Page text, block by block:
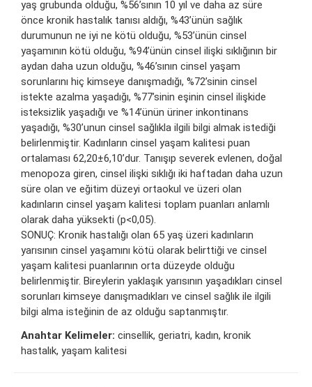
yaş grubunda olduğu, %56’sının 10 yıl ve daha az süre
önce kronik hastalık tanısı aldığı, %43’ünün sağlık
durumunun ne iyi ne kötü olduğu, %53’ünün cinsel
yaşamının kötü olduğu, %94’ünün cinsel ilişki sıklığının bir
aydan daha uzun olduğu, %46’sının cinsel yaşam
sorunlarını hiç kimseye danışmadığı, %72’sinin cinsel
istekte azalma yaşadığı, %77’sinin eşinin cinsel ilişkide
isteksizlik yaşadığı ve %14’ünün üriner inkontinans
yaşadığı, %30’unun cinsel sağlıkla ilgili bilgi almak istediği
belirlenmiştir. Kadınların cinsel yaşam kalitesi puan
ortalaması 62,20±6,10’dur. Tanışıp severek evlenen, doğal
menopoza giren, cinsel ilişki sıklığı iki haftadan daha uzun
süre olan ve eğitim düzeyi ortaokul ve üzeri olan
kadınların cinsel yaşam kalitesi toplam puanları anlamlı
olarak daha yüksekti (p<0,05).
SONUÇ: Kronik hastalığı olan 65 yaş üzeri kadınların
yarısının cinsel yaşamını kötü olarak belirttiği ve cinsel
yaşam kalitesi puanlarının orta düzeyde olduğu
belirlenmiştir. Bireylerin yaklaşık yarısının yaşadıkları cinsel
sorunları kimseye danışmadıkları ve cinsel sağlık ile ilgili
bilgi alma isteğinin de az olduğu saptanmıştır.
Anahtar Kelimeler: cinsellik, geriatri, kadın, kronik
hastalık, yaşam kalitesi